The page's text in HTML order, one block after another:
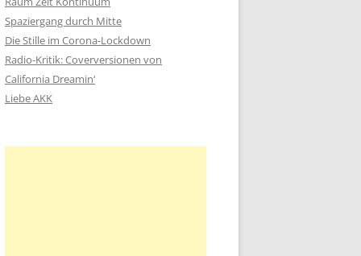
n
a
c
h
:
Spaziergang durch Mitte
Die Stille im Corona-Lockdown
Radio-Kritik: Coverversionen von
California Dreamin‘
Liebe AKK